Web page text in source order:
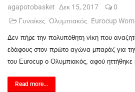
agapotobasket Δεκ 15, 2017
0
Γυναίκες Ολυμπιακός Eurocup
Δεν πήρε την πολυπόθητη νίκη που
εδάφους στον πρώτο αγώνα μπαράζ για
του Eurocup ο Ολυμπιακός, αφού
Read more...